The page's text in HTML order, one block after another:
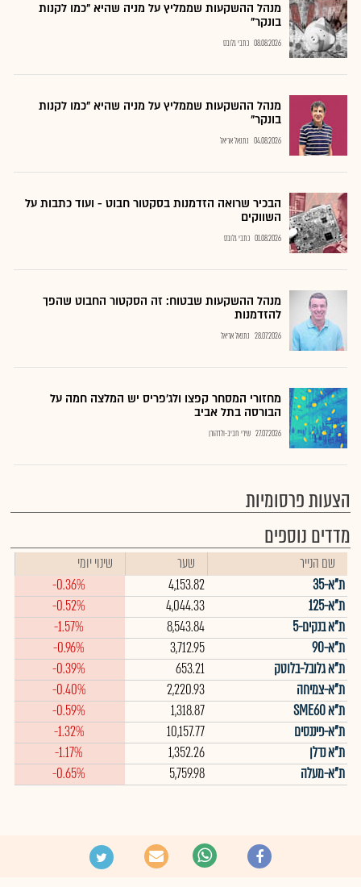
מנהל ההשקעות שממליץ על מניה שהיא "כמו לקנות
בונקר"
08.08.2026 כתבי גלובס
מנהל ההשקעות שממליץ על מניה שהיא "כמו לקנות
בונקר"
04.08.2026 נתנאל אריאל
הבכיר שרואה הזדמנות בסקטור חבוט - ועוד כתבות על
השווקים
01.08.2026 כתבי גלובס
מנהל ההשקעות שבטוח: זה הסקטור החבוט שהפך
להזדמנות
28.07.2026 נתנאל אריאל
מחזורי המסחר קפצו ולג'פריס יש המלצה חמה על
הבורסה בתל אביב
27.07.2026 שירי חביב-ולדהורן
הצעות פרסומיות
מדדים נוספים
שם הנייר שער
שינוי יומי
ת"א-35
4,153.82
-0.36%
ת"א-125
4,044.33
-0.52%
ת"א בנקים-5
8,543.84
-1.57%
ת"א-90
3,712.95
-0.96%
ת"א גלובל-בלוטק
653.21
-0.39%
ת"א-צמיחה
2,220.93
-0.40%
ת"א SME60
1,318.87
-0.59%
ת"א-פיננסים
10,157.77
-1.32%
ת"א נדלן
1,352.26
-1.17%
ת"א-מעלה
5,759.98
-0.65%